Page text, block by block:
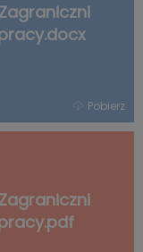
Pobierz